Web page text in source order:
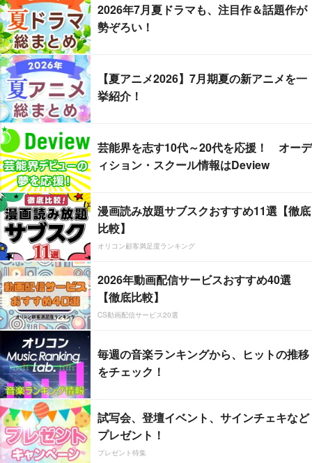
2026年7月夏ドラマも、注目作＆話題作が
勢ぞろい！
【夏アニメ2026】7月期夏の新アニメを一
挙紹介！
芸能界を志す10代～20代を応援！ オーデ
ィション・スクール情報はDeview
漫画読み放題サブスクおすすめ11選【徹底
比較】
オリコン顧客満足度ランキング
2026年動画配信サービスおすすめ40選
【徹底比較】
CS動画配信サービス20選
毎週の音楽ランキングから、ヒットの推移
をチェック！
試写会、登壇イベント、サインチェキなど
プレゼント！
プレゼント特集